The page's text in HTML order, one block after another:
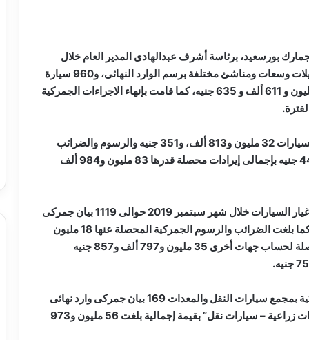
بورسعيد، برئاسة أشرف عبدالهادى المدير العام خلال
شهر سبتمبر 2019 عن 293 سيارة ركوب “ملاكى” موديلات وسعات ومناشئ مختلفة برسم الوارد النهائى، و960 سيارة
إعفاءات لذوى الاحتياجات الخاصة بقيمة إجمالية 316 مليون و 611 ألف و 635 جنيه، كما قامت بإنهاء الاجراءات الجمركية
وبلغت الضرائب والرسوم الجمركية المحصلة عن هذه السيارات 32 مليون و813 ألف، و351 جنيه والرسوم والضرائب
المحصلة لحساب جهات أخرى 51 مليون، و171 ألف و445 جنيه بإجمالى إيرادات محصلة قدرها 83 مليون و984 ألف
وبلغ عدد البيانات الجمركية المفرج عنها من مجمع قطع غيار السيارات خلال شهر سبتمبر 2019 حوالى 1119 بيان جمركى
بقيمة إجمالية بلغت 207 مليون و731 ألف و370 جنيه، كما بلغت الضرائب والرسوم الجمركية المحصلة عنها 18 مليون
و754 ألف و894 جنيه، وبلغت الرسوم والضرائب المحصلة لحساب جهات أخرى 35 مليون و797 ألف و857 جنيه
وخلال شهر سبتمبر 2019، أيضا بلغ عدد البيانات الجمركية بمجمع سيارات النقل والمعدات 169 بيان جمركى وارد نهائى
معدات “حفارات – لوادر – شوك رافعة – جرارات وحصادات زراعية – سيارات نقل” بقيمة إجمالية بلغت 56 مليون و973
الدين …. يكتب
القرن 21
سيف
يكتب
مصطفى كامل سيف الدين …. يكتب
ميلاد جديد